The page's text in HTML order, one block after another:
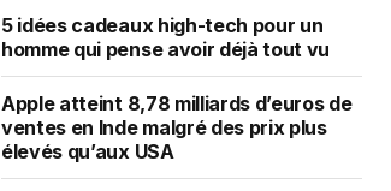
5 idées cadeaux high-tech pour un
homme qui pense avoir déjà tout vu
Apple atteint 8,78 milliards d’euros de
ventes en Inde malgré des prix plus
élevés qu’aux USA